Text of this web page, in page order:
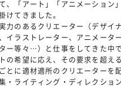
、「アート」「アニメーション
けてきました。
力のあるクリエーター（デザイ
イラストレーター、アニメータ
ー等々…）と仕事をしてきた中
の希望に応え、その要求を超え
とに適材適所のクリエーターを
・ライティング・ディレクショ